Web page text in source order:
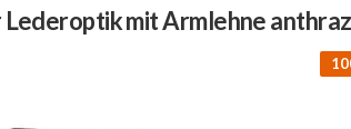
mit Armlehne